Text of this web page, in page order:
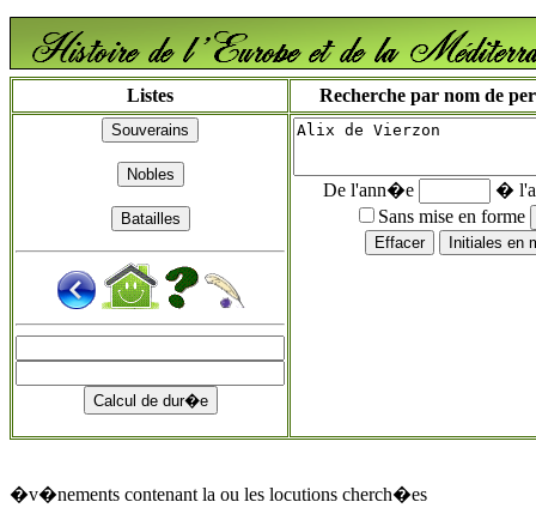
Listes Recherche par nom de
De l'ann�e
�
Sans mise en forme
�v�nements contenant la ou les locutions cherch�es